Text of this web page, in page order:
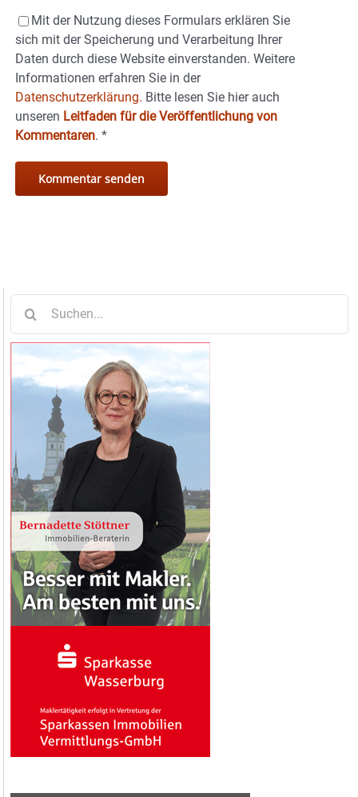
Mit der Nutzung dieses Formulars erklären Sie
sich mit der Speicherung und Verarbeitung Ihrer
Daten durch diese Website einverstanden. Weitere
Informationen erfahren Sie in der
Datenschutzerklärung. Bitte lesen Sie hier auch
unseren Leitfaden für die Veröffentlichung von
Kommentaren. *
nach: